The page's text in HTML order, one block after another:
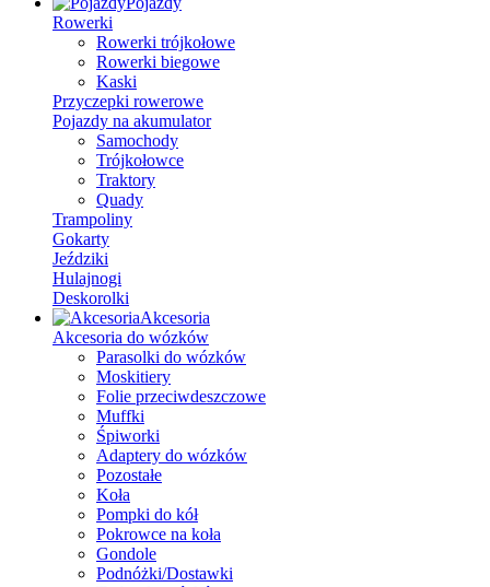
Rowerki
Rowerki trójkołowe
Rowerki biegowe
Kaski
Przyczepki rowerowe
Pojazdy na akumulator
Samochody
Trójkołowce
Traktory
Quady
Trampoliny
Gokarty
Jeździki
Hulajnogi
Deskorolki
Akcesoria
Akcesoria do wózków
Parasolki do wózków
Moskitiery
Folie przeciwdeszczowe
Muffki
Śpiworki
Adaptery do wózków
Pozostałe
Koła
Pompki do kół
Pokrowce na koła
Gondole
Podnóżki/Dostawki